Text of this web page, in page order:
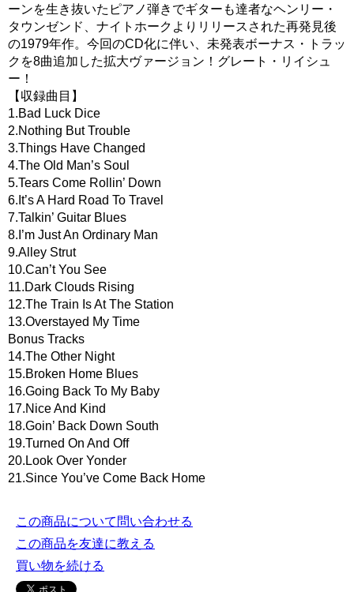
ーンを生き抜いたピアノ弾きでギターも達者なヘンリー・
タウンゼンド、ナイトホークよりリリースされた再発見後
の1979年作。今回のCD化に伴い、未発表ボーナス・トラッ
クを8曲追加した拡大ヴァージョン！グレート・リイシュ
ー！
【収録曲目】
1.Bad Luck Dice
2.Nothing But Trouble
3.Things Have Changed
4.The Old Man’s Soul
5.Tears Come Rollin’ Down
6.It’s A Hard Road To Travel
7.Talkin’ Guitar Blues
8.I’m Just An Ordinary Man
9.Alley Strut
10.Can’t You See
11.Dark Clouds Rising
12.The Train Is At The Station
13.Overstayed My Time
Bonus Tracks
14.The Other Night
15.Broken Home Blues
16.Going Back To My Baby
17.Nice And Kind
18.Goin’ Back Down South
19.Turned On And Off
20.Look Over Yonder
21.Since You’ve Come Back Home
この商品について問い合わせる
この商品を友達に教える
買い物を続ける